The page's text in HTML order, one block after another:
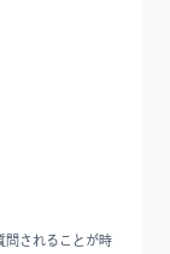
問されることが時